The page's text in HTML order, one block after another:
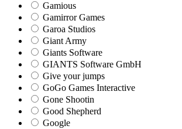
Gamious
Gamirror Games
Garoa Studios
Giant Army
Giants Software
GIANTS Software GmbH
Give your jumps
GoGo Games Interactive
Gone Shootin
Good Shepherd
Google